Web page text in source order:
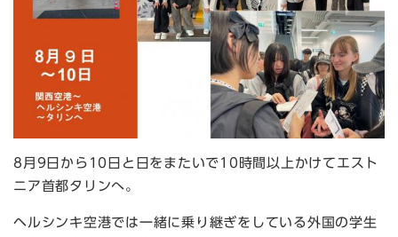
8月9日から10日と日をまたいで10時間以上かけてエスト
ニア首都タリンへ。
ヘルシンキ空港では一緒に乗り継ぎをしている外国の学生